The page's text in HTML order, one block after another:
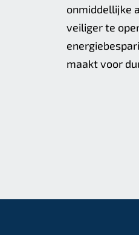
onmiddellijke
veiliger te
maakt voor